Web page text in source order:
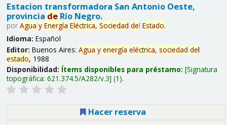
Estacion transformadora San Antonio Oeste,
provincia deRío Negro.
por Agua y Energía Eléctrica, Sociedad del Estado.
Idioma: Español
Editor: Buenos Aires: Agua y energía eléctrica, sociedad del
estado, 1988
Disponibilidad: Ítems disponibles para préstamo: Signatura
topográfica: 621.374.5/A282/v.3 (1).
Hacer reserva